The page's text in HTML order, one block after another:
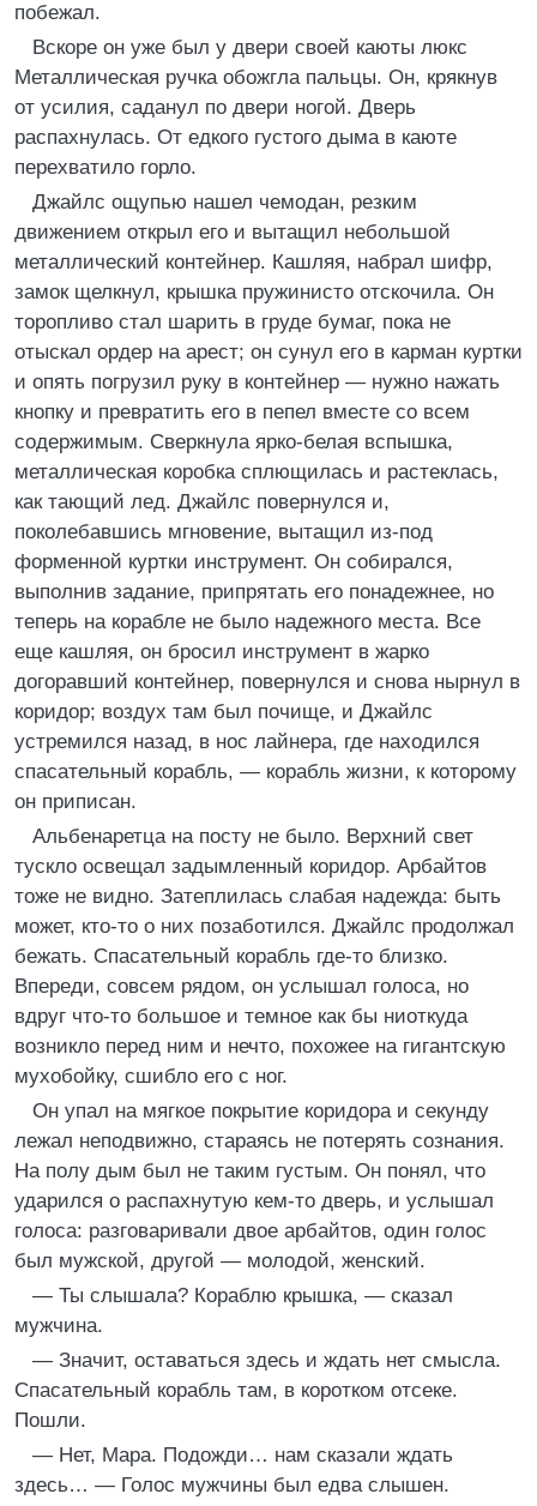
побежал.
Вскоре он уже был у двери своей каюты люкс
Металлическая ручка обожгла пальцы. Он, крякнув
от усилия, саданул по двери ногой. Дверь
распахнулась. От едкого густого дыма в каюте
перехватило горло.
Джайлс ощупью нашел чемодан, резким
движением открыл его и вытащил небольшой
металлический контейнер. Кашляя, набрал шифр,
замок щелкнул, крышка пружинисто отскочила. Он
торопливо стал шарить в груде бумаг, пока не
отыскал ордер на арест; он сунул его в карман куртки
и опять погрузил руку в контейнер — нужно нажать
кнопку и превратить его в пепел вместе со всем
содержимым. Сверкнула ярко-белая вспышка,
металлическая коробка сплющилась и растеклась,
как тающий лед. Джайлс повернулся и,
поколебавшись мгновение, вытащил из-под
форменной куртки инструмент. Он собирался,
выполнив задание, припрятать его понадежнее, но
теперь на корабле не было надежного места. Все
еще кашляя, он бросил инструмент в жарко
догоравший контейнер, повернулся и снова нырнул в
коридор; воздух там был почище, и Джайлс
устремился назад, в нос лайнера, где находился
спасательный корабль, — корабль жизни, к которому
он приписан.
Альбенаретца на посту не было. Верхний свет
тускло освещал задымленный коридор. Арбайтов
тоже не видно. Затеплилась слабая надежда: быть
может, кто-то о них позаботился. Джайлс продолжал
бежать. Спасательный корабль где-то близко.
Впереди, совсем рядом, он услышал голоса, но
вдруг что-то большое и темное как бы ниоткуда
возникло перед ним и нечто, похожее на гигантскую
мухобойку, сшибло его с ног.
Он упал на мягкое покрытие коридора и секунду
лежал неподвижно, стараясь не потерять сознания.
На полу дым был не таким густым. Он понял, что
ударился о распахнутую кем-то дверь, и услышал
голоса: разговаривали двое арбайтов, один голос
был мужской, другой — молодой, женский.
— Ты слышала? Кораблю крышка, — сказал
мужчина.
— Значит, оставаться здесь и ждать нет смысла.
Спасательный корабль там, в коротком отсеке.
Пошли.
— Нет, Мара. Подожди… нам сказали ждать
здесь… — Голос мужчины был едва слышен.